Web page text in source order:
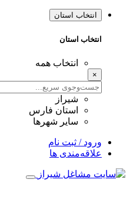
انتخاب استان
انتخاب استان
انتخاب همه
×
شیراز
استان فارس
سایر شهرها
ورود / ثبت نام
علاقه‌مندی ها